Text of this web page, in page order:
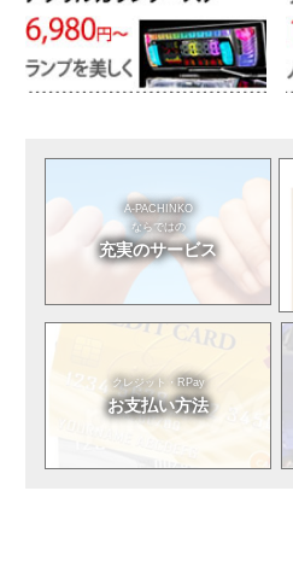
A-PACHINKO
ならではの
充実のサービス
クレジット・RPay
お支払い方法